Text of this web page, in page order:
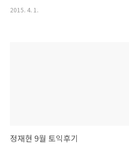
2015. 4. 1.
정재현 9월 토익후기